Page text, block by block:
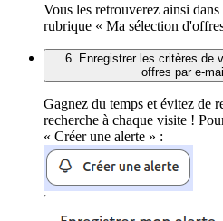
Vous les retrouverez ainsi
rubrique « Ma sélection
6. Enregistrer les critères de
offres par e-
Gagnez du temps et évitez de
recherche à chaque visite !
« Créer une alerte » :